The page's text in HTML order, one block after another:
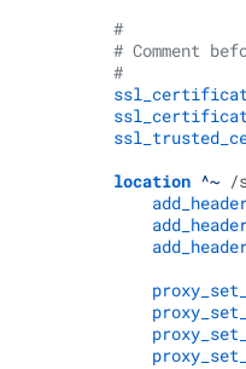
#
# Comment
#
location ^~ /